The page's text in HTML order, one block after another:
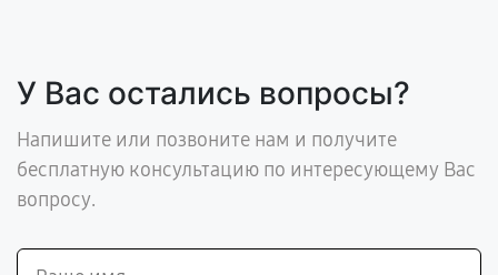
У Вас остались вопросы?
Напишите или позвоните нам и получите
бесплатную консультацию по интересующему Вас
вопросу.